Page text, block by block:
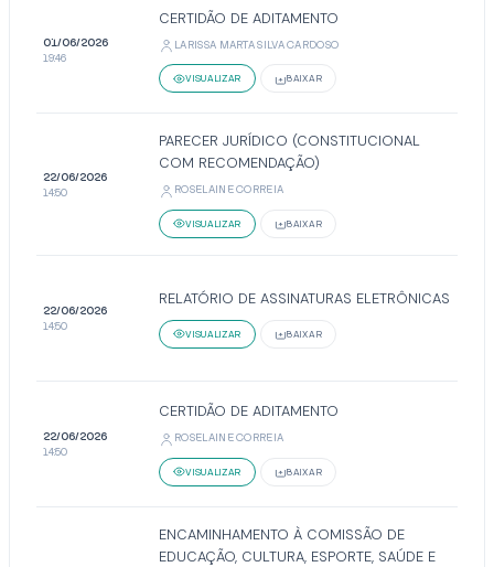
01/06/2026
19:46
CERTIDÃO DE ADITAMENTO
LARISSA MARTA SILVA CARDOSO
VISUALIZAR BAIXAR
22/06/2026
14:50
PARECER JURÍDICO (CONSTITUCIONAL
COM RECOMENDAÇÃO)
ROSELAINE CORREIA
VISUALIZAR BAIXAR
22/06/2026
14:50
RELATÓRIO DE ASSINATURAS ELETRÔNICAS
VISUALIZAR BAIXAR
22/06/2026
14:50
CERTIDÃO DE ADITAMENTO
ROSELAINE CORREIA
VISUALIZAR BAIXAR
ENCAMINHAMENTO À COMISSÃO DE
EDUCAÇÃO, CULTURA, ESPORTE, SAÚDE E